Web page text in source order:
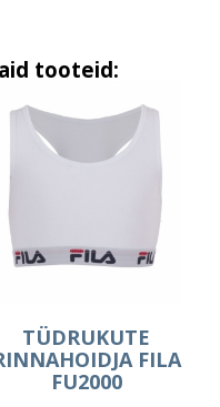
tooteid:
TÜDRUKUTE
FILA
FU2000